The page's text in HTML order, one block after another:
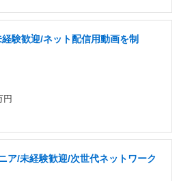
験歓迎/ネット配信用動画を制
円
ア/未経験歓迎/次世代ネットワーク